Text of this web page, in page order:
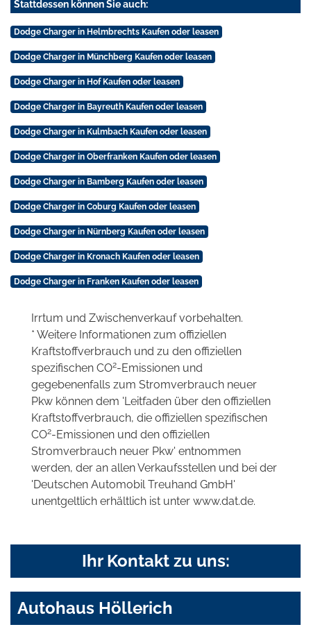
Stattdessen können Sie auch:
Dodge Charger in Helmbrechts Kaufen oder leasen
Dodge Charger in Münchberg Kaufen oder leasen
Dodge Charger in Hof Kaufen oder leasen
Dodge Charger in Bayreuth Kaufen oder leasen
Dodge Charger in Kulmbach Kaufen oder leasen
Dodge Charger in Oberfranken Kaufen oder leasen
Dodge Charger in Bamberg Kaufen oder leasen
Dodge Charger in Coburg Kaufen oder leasen
Dodge Charger in Nürnberg Kaufen oder leasen
Dodge Charger in Kronach Kaufen oder leasen
Dodge Charger in Franken Kaufen oder leasen
Irrtum und Zwischenverkauf vorbehalten.
* Weitere Informationen zum offiziellen
Kraftstoffverbrauch und zu den offiziellen
spezifischen CO2-Emissionen und
gegebenenfalls zum Stromverbrauch neuer
Pkw können dem 'Leitfaden über den offiziellen
Kraftstoffverbrauch, die offiziellen spezifischen
CO2-Emissionen und den offiziellen
Stromverbrauch neuer Pkw' entnommen
werden, der an allen Verkaufsstellen und bei der
'Deutschen Automobil Treuhand GmbH'
unentgeltlich erhältlich ist unter www.dat.de.
Ihr Kontakt zu uns:
Autohaus Höllerich